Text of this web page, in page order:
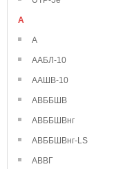
А
А
ААБЛ-10
ААШВ-10
АВББШВ
АВББШВнг
АВББШВнг-LS
АВВГ